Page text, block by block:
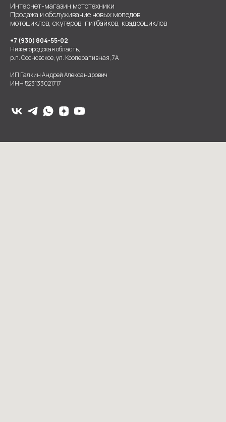
Интернет-магазин мототехники
Продажа и обслуживание новых мопедов,
мотоциклов, скутеров, питбайков, квадроциклов
+7 (930) 804-55-02
Нижегородская область,
р.п. Сосновское, ул. Кооперативная, 7А
ИП Галкин Андрей Александрович
ИНН 523133021717